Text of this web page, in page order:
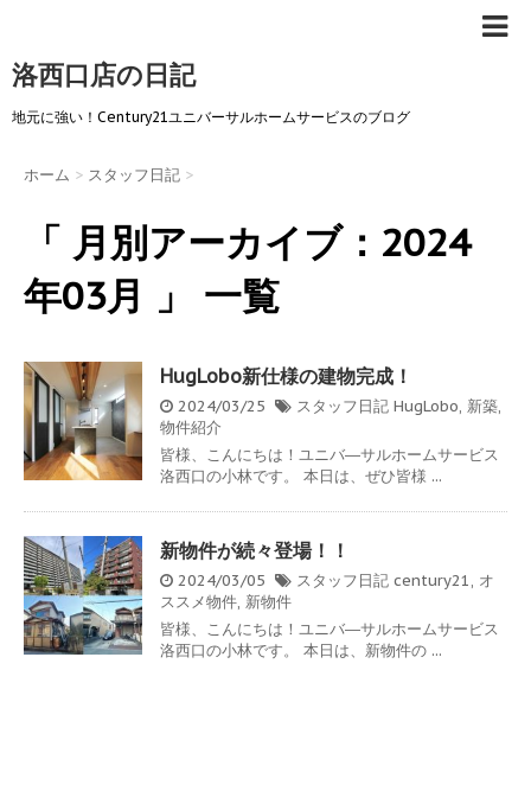
洛西口店の日記
地元に強い！Century21ユニバーサルホームサービスのブログ
ホーム > スタッフ日記 >
「 月別アーカイブ：2024
年03月 」 一覧
HugLobo新仕様の建物完成！
2024/03/25 スタッフ日記 HugLobo, 新築,
物件紹介
皆様、こんにちは！ユニバ―サルホームサービス
洛西口の小林です。 本日は、ぜひ皆様 ...
新物件が続々登場！！
2024/03/05 スタッフ日記 century21, オ
ススメ物件, 新物件
皆様、こんにちは！ユニバ―サルホームサービス
洛西口の小林です。 本日は、新物件の ...